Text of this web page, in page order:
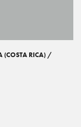
(COSTA RICA) /